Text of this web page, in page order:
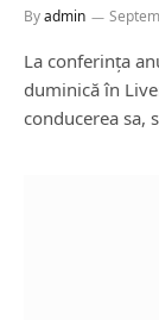
Byadmin
La conferința
duminică în
conducerea